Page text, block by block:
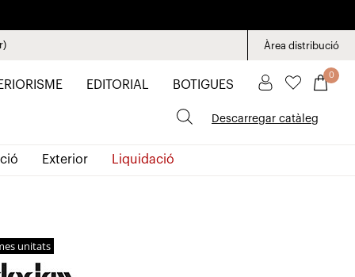
Àrea distribució
EDITORIAL BOTIGUES
0
Descarregar catàleg
Exterior Liquidació
unitats